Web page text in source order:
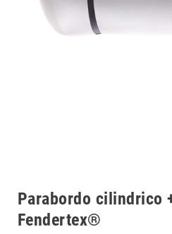
Parabordo cilindrico
Fendertex®